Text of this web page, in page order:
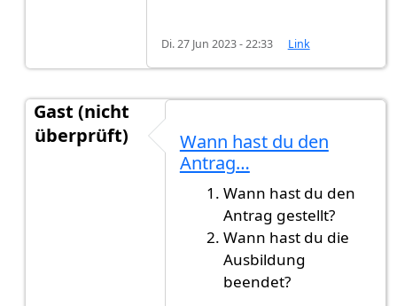
Di. 27 Jun 2023 - 22:33 Link
Gast (nicht
überprüft)
Ich brauche eure HilfevonGast
Wann hast du den
Antrag…
Wann hast du den
Antrag gestellt?
Wann hast du die
Ausbildung
beendet?